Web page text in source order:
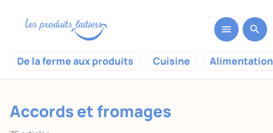
De la ferme aux produits Cuisine
Accords et fromages